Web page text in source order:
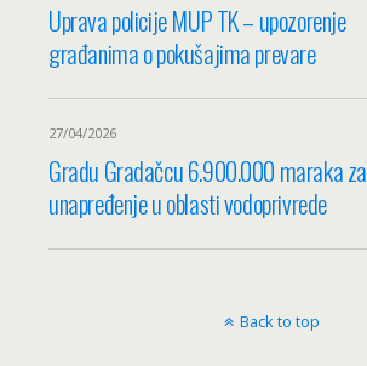
Uprava policije MUP TK – upozorenje
građanima o pokušajima prevare
27/04/2026
Gradu Gradačcu 6.900.000 maraka za
unapređenje u oblasti vodoprivrede
Back to top